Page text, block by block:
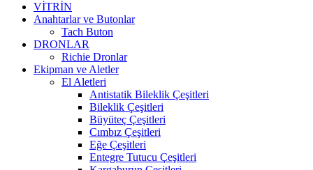
VİTRİN
Anahtarlar ve Butonlar
Tach Buton
DRONLAR
Richie Dronlar
Ekipman ve Aletler
El Aletleri
Antistatik Bileklik Çeşitleri
Bileklik Çeşitleri
Büyüteç Çeşitleri
Cımbız Çeşitleri
Eğe Çeşitleri
Entegre Tutucu Çeşitleri